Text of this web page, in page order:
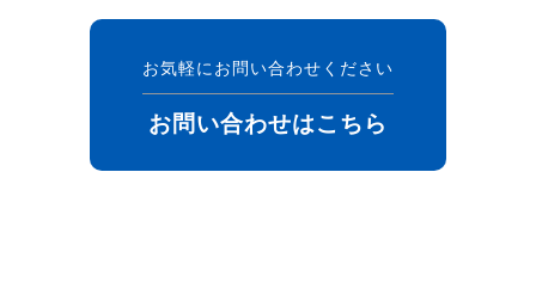
お気軽にお問い合わせください
お問い合わせはこちら